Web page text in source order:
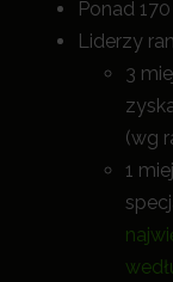
Ponad
Liderzy
3
(wg
1